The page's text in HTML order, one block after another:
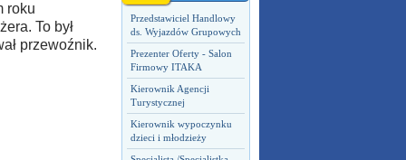
Przedstawiciel Handlowy
ds. Wyjazdów Grupowych
Prezenter Oferty - Salon
Firmowy ITAKA
Kierownik Agencji
Turystycznej
Kierownik wypoczynku
dzieci i młodzieży
roku
To był
przewoźnik.